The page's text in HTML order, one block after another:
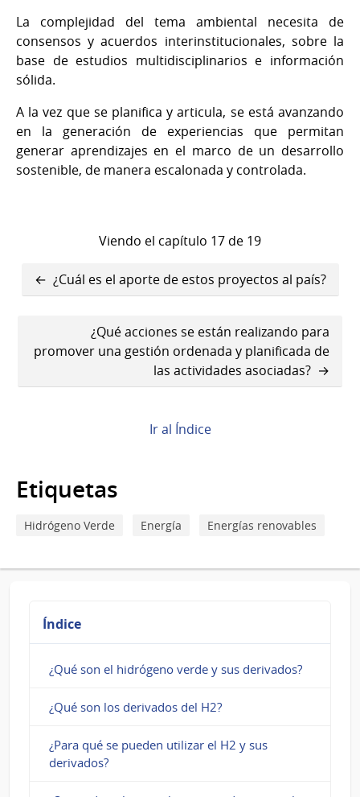
La complejidad del tema ambiental necesita de
consensos y acuerdos interinstitucionales, sobre la
base de estudios multidisciplinarios e información
sólida.
A la vez que se planifica y articula, se está avanzando
en la generación de experiencias que permitan
generar aprendizajes en el marco de un desarrollo
sostenible, de manera escalonada y controlada.
Viendo el capítulo 17 de 19
Enlaces
transversales
Book
para
regulatorios
están
definidos
en
para
la
gestión
sostenible
los
¿Cuál es el aporte de estos proyectos al país?
¿Qué acciones se están realizando para
promover una gestión ordenada y planificada de
las actividades asociadas?
Ir al Índice
Etiquetas
Hidrógeno Verde Energía Energías renovables
Índice
¿Qué son el hidrógeno verde y sus derivados?
¿Qué son los derivados del H2?
¿Para qué se pueden utilizar el H2 y sus
derivados?